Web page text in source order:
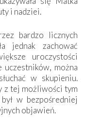
i nadziei.
bardzo licznych
jednak zachować
uroczystości
uczestników, można
w skupieniu.
z tej możliwości tym
w bezpośredniej
objawień.